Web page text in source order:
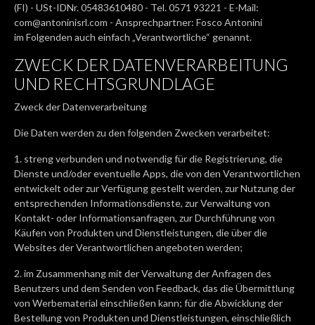
(FI) - USt-IDNr. 05483610480 - Tel. 0571 93221 - E-Mail:
com@antoninisrl.com - Ansprechpartner: Fosco Antonini
im Folgenden auch einfach „Verantwortliche“ genannt.
ZWECK DER DATENVERARBEITUNG
UND RECHTSGRUNDLAGE
Zweck der Datenverarbeitung
Die Daten werden zu den folgenden Zwecken verarbeitet:
1. streng verbunden und notwendig für die Registrierung, die
Dienste und/oder eventuelle Apps, die von den Verantwortlichen
entwickelt oder zur Verfügung gestellt werden, zur Nutzung der
entsprechenden Informationsdienste, zur Verwaltung von
Kontakt- oder Informationsanfragen, zur Durchführung von
Käufen von Produkten und Dienstleistungen, die über die
Websites der Verantwortlichen angeboten werden;
2. im Zusammenhang mit der Verwaltung der Anfragen des
Benutzers und dem Senden von Feedback, das die Übermittlung
von Werbematerial einschließen kann; für die Abwicklung der
Bestellung von Produkten und Dienstleistungen, einschließlich